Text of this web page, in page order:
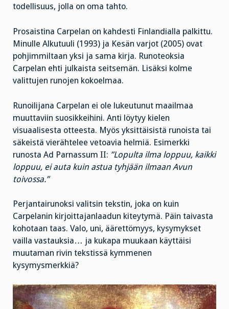
todellisuus, jolla on oma tahto.
Prosaistina Carpelan on kahdesti Finlandialla palkittu.
Minulle Alkutuuli (1993) ja Kesän varjot (2005) ovat
pohjimmiltaan yksi ja sama kirja. Runoteoksia
Carpelan ehti julkaista seitsemän. Lisäksi kolme
valittujen runojen kokoelmaa.
Runoilijana Carpelan ei ole lukeutunut maailmaa
muuttaviin suosikkeihini. Anti löytyy kielen
visuaalisesta otteesta. Myös yksittäisistä runoista tai
säkeistä vierähtelee vetoavia helmiä. Esimerkki
runosta Ad Parnassum II: ”Lopulta ilma loppuu, kaikki
loppuu, ei auta kuin astua tyhjään ilmaan Avun
toivossa.”
Perjantairunoksi valitsin tekstin, joka on kuin
Carpelanin kirjoittajanlaadun kiteytymä. Päin taivasta
kohotaan taas. Valo, uni, äärettömyys, kysymykset
vailla vastauksia… ja kukapa muukaan käyttäisi
muutaman rivin tekstissä kymmenen
kysymysmerkkiä?